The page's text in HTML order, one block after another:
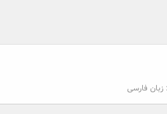
زبان فارسی